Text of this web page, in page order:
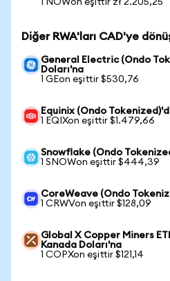
1 NOWon eşittir zł 2.205,25
Diğer RWA'ları CAD'ye
General Electric (Ondo
Doları'na
1 GEon eşittir $530,76
Equinix (Ondo
1 EQIXon eşittir $1.479,66
Snowflake (Ondo
1 SNOWon eşittir $444,39
CoreWeave (Ondo
1 CRWVon eşittir $128,09
Global X Copper Miners
Kanada Doları'na
1 COPXon eşittir $121,14